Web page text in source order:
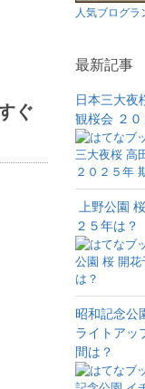
ぐ
人気ブログラ
最新記事
日本三大夜
観桜会 ２０
上野公園
２５年は？
昭和記念公
ライトアッ
間は？